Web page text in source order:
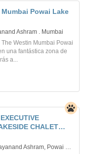
Powai Lake
Ashram . Mumbai
Westin Mumbai Powai
una fantástica zona de
a...
CHALET
#2 & 3B, Near Chinmayanand Ashram, Powai Mumbai 400 087 India. Mumbai